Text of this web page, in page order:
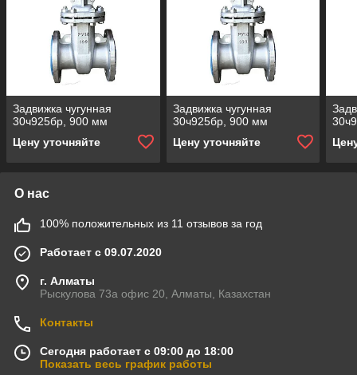
Задвижка чугунная
30ч925бр, 900 мм
Цену уточняйте
Задвижка чугунная
30ч925бр, 900 мм
Цену уточняйте
О нас
100% положительных из 11 отзывов за год
Работает с 09.07.2020
г. Алматы
Рыскулова 73а офис 20, Алматы, Казахстан
Контакты
Сегодня работает с 09:00 до 18:00
Показать весь график работы